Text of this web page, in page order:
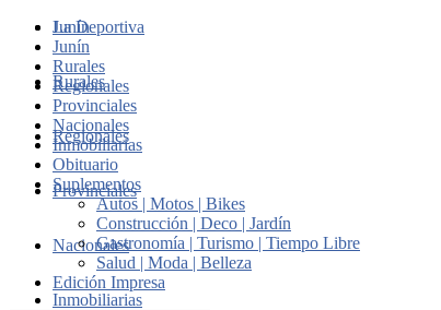
Junín
Rurales
Regionales
Provinciales
Nacionales
Inmobiliarias
La Deportiva
Junín
Rurales
Regionales
Provinciales
Nacionales
Inmobiliarias
Obituario
Suplementos
Autos | Motos | Bikes
Construcción | Deco | Jardín
Gastronomía | Turismo | Tiempo Libre
Salud | Moda | Belleza
Edición Impresa